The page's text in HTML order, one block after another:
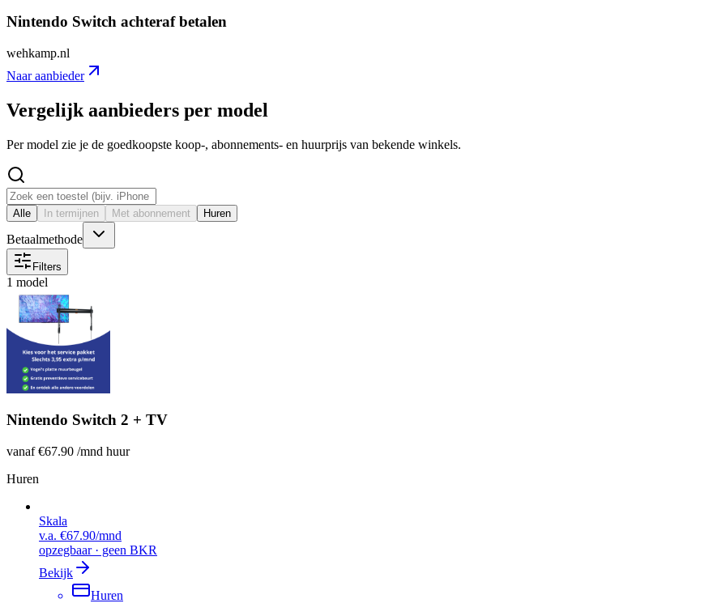
Nintendo Switch achteraf betalen
wehkamp.nl
Naar aanbieder
Vergelijk aanbieders per model
Per model zie je de goedkoopste koop-, abonnements- en huurprijs van bekende winkels.
Alle In termijnen Met abonnement Huren
Betaalmethode
Filters
1 model
Nintendo Switch 2 + TV
vanaf€67.90 /mnd huur
Huren
Skala
v.a. €67.90/mnd
opzegbaar · geen BKR
Bekijk
Huren